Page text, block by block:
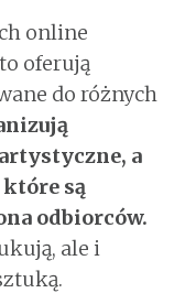
online
oferują
do różnych
a
są
odbiorców.
ale i